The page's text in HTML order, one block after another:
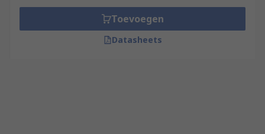
Toevoegen
Datasheets